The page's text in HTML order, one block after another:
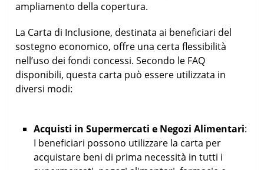
ampliamento della copertura.
La Carta di Inclusione, destinata ai beneficiari del
sostegno economico, offre una certa flessibilità
nell’uso dei fondi concessi. Secondo le FAQ
disponibili, questa carta può essere utilizzata in
diversi modi:
Acquisti in Supermercati e Negozi Alimentari:
I beneficiari possono utilizzare la carta per
acquistare beni di prima necessità in tutti i